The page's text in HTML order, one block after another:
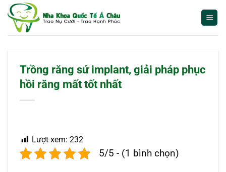
qua
Trồng răng sứ implant, giải pháp phục
hồi răng mất tốt nhất
Lượt xem: 232
5/5 - (1 bình chọn)